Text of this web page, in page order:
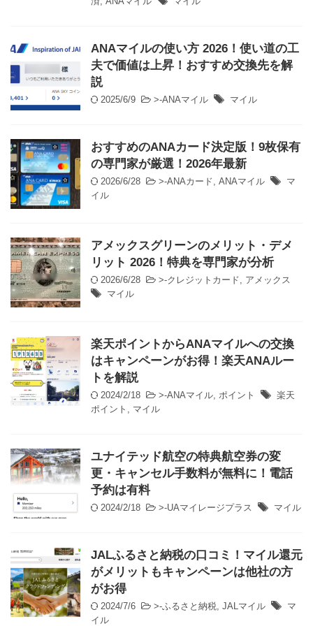
ANAマイルの使い方 2026！使い道の工
夫で価値は上昇！おすすめ交換先を解
説
2025/6/9 >-ANAマイル マイル
おすすめのANAカード決定版！9枚保有
の専門家が厳選！2026年最新
2026/6/28 >-ANAカード, ANAマイル
マ
イル
アメックスグリーンのメリット・デメ
リット 2026！特典を専門家が分析
2026/6/28 >-クレジットカード, アメックス
マイル
楽天ポイントからANAマイルへの交換
はキャンペーンがお得！楽天ANAルー
トを解説
2024/2/18 >-ANAマイル, ポイント
楽天
ポイント , マイル
ユナイテッド航空の特典航空券の変
更・キャンセル手数料が無料に！電話
予約は有料
2024/2/18 >-UAマイレージプラス マイル
JALふるさと納税の口コミ！マイル還元
がメリットもキャンペーンは他社の方
がお得
2024/7/6 >-ふるさと納税, JALマイル
マ
イル